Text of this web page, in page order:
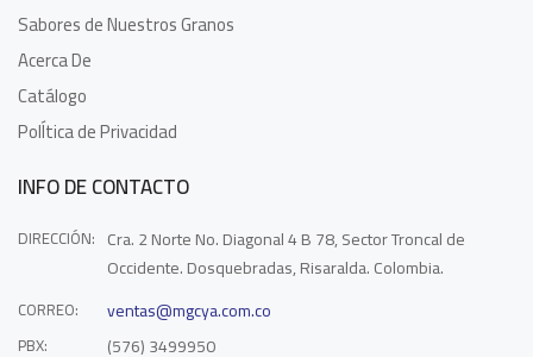
Sabores de Nuestros Granos
Acerca De
Catálogo
PolÍtica de Privacidad
INFO DE CONTACTO
DIRECCIÓN: Cra. 2 Norte No. Diagonal 4 B 78, Sector Troncal de
Occidente. Dosquebradas, Risaralda. Colombia.
CORREO: ventas@mgcya.com.co
PBX: (576) 3499950